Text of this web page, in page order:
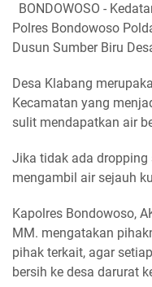
BONDOWOSO -
Polres Bondowoso
Dusun Sumber Biru
Desa Klabang
Kecamatan yang
sulit mendapatkan air
Jika tidak ada dropping
mengambil air sejauh
Kapolres Bondowoso,
MM. mengatakan
pihak terkait, agar
bersih ke desa darurat